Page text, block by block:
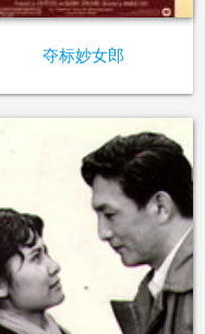
夺标妙女郎